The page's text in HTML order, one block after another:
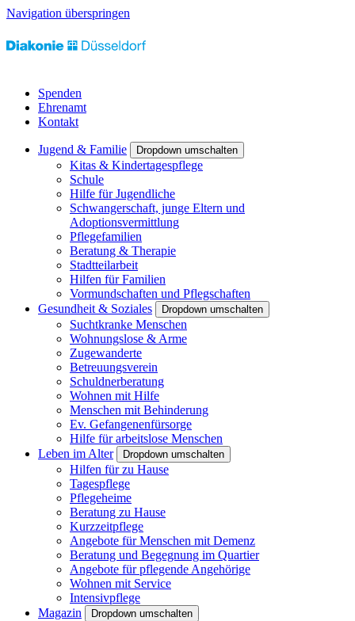
Navigation überspringen
Spenden
Ehrenamt
Kontakt
Jugend & Familie Dropdown umschalten
Kitas & Kindertagespflege
Schule
Hilfe für Jugendliche
Schwangerschaft, junge Eltern und
Adoptionsvermittlung
Pflegefamilien
Beratung & Therapie
Stadtteilarbeit
Hilfen für Familien
Vormundschaften und Pflegschaften
Gesundheit & Soziales
Dropdown umschalten
Suchtkranke Menschen
Wohnungslose & Arme
Zugewanderte
Betreuungsverein
Schuldnerberatung
Wohnen mit Hilfe
Menschen mit Behinderung
Ev. Gefangenenfürsorge
Hilfe für arbeitslose Menschen
Leben im Alter
Dropdown umschalten
Hilfen für zu Hause
Tagespflege
Pflegeheime
Beratung zu Hause
Kurzzeitpflege
Angebote für Menschen mit Demenz
Beratung und Begegnung im Quartier
Angebote für pflegende Angehörige
Wohnen mit Service
Intensivpflege
Magazin
Dropdown umschalten